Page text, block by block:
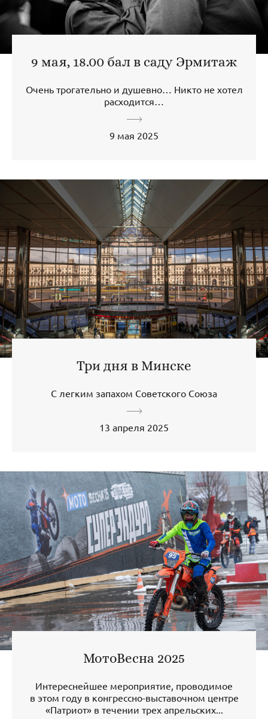
9 мая, 18.00 бал в саду Эрмитаж
Очень трогательно и душевно… Никто не хотел
расходится…
9 мая 2025
Три дня в Минске
С легким запахом Советского Союза
13 апреля 2025
МотоВесна 2025
Интереснейшее мероприятие, проводимое
в этом году в конгрессно-выставочном центре
«Патриот» в течении трех апрельских...